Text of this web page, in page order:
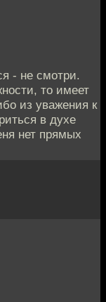
- не смотри.
то имеет
из уважения к
в духе
нет прямых